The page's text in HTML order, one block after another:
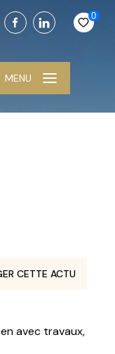
0
MENU
CETTE ACTU
avec travaux,